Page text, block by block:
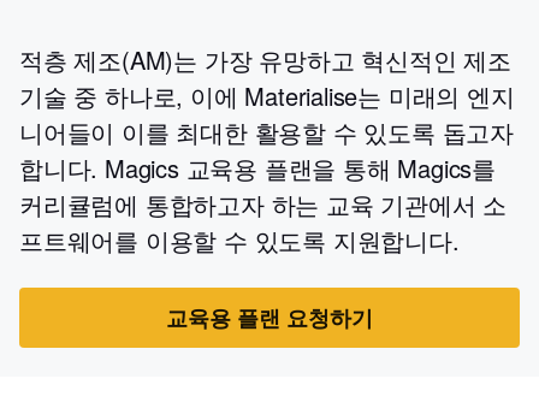
적층 제조(AM)는 가장 유망하고 혁신적인 제조
기술 중 하나로, 이에 Materialise는 미래의 엔지
니어들이 이를 최대한 활용할 수 있도록 돕고자
합니다. Magics 교육용 플랜을 통해 Magics를
커리큘럼에 통합하고자 하는 교육 기관에서 소
프트웨어를 이용할 수 있도록 지원합니다.
교육용 플랜 요청하기